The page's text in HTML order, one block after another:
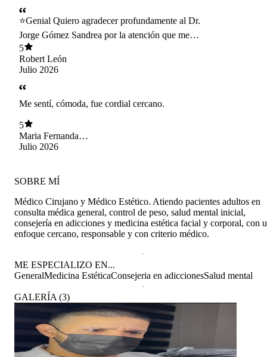
⭐️Genial Quiero agradecer profundamente al Dr.
Jorge Gómez Sandrea por la atención que me
brindó. Llegué a la consulta en un momento de
mucha ansiedad, angustia y desgaste emocional
producto de situaciones laborales, y desde el
comprendido y tratado con mucho respeto. Se
tomó el tiempo de escuchar mi historia sin
apresurar la consulta, me explicó las cosas con
claridad y me hizo sentir que mi bienestar era
realmente importante. Salí de la consulta con la
tranquilidad de haber sido atendido por un
profesional empático, humano y comprometido
cualquier persona que esté atravesando un
momento difícil y necesite un espacio seguro
donde pueda sentirse escuchada y recibir
orientación profesional. Muchas gracias, doctor.
5
Robert León
Julio 2026
Me sentí, cómoda, fue cordial cercano.
5
Maria Fernanda
Salazar
Julio 2026
SOBRE MÍ
Médico Cirujano y Médico Estético. Atiendo pacientes adultos en
consulta médica general, control de peso, salud mental inicial,
consejería en adicciones y medicina estética facial y corporal, con
enfoque cercano, responsable y con criterio médico.
ME ESPECIALIZO EN...
GeneralMedicina EstéticaConsejeria en adiccionesSalud mental
GALERÍA (3)